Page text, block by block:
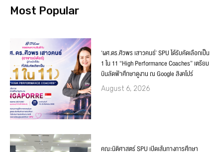
Most Popular
‘ผศ.ดร.ศิวพร เสาวคนธ์’ SPU ได้รับคัดเลือกเป็น
1 ใน 11 “High Performance Coaches” เตรียม
บินลัดฟ้าศึกษาดูงาน ณ Google สิงคโปร์
August 6, 2026
คณะนิติศาสตร์ SPU เปิดเส้นทางการศึกษา